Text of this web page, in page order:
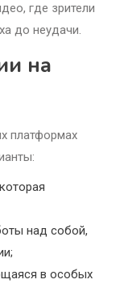
где зрители
до неудачи.
на
платформах
над собой,
в особых